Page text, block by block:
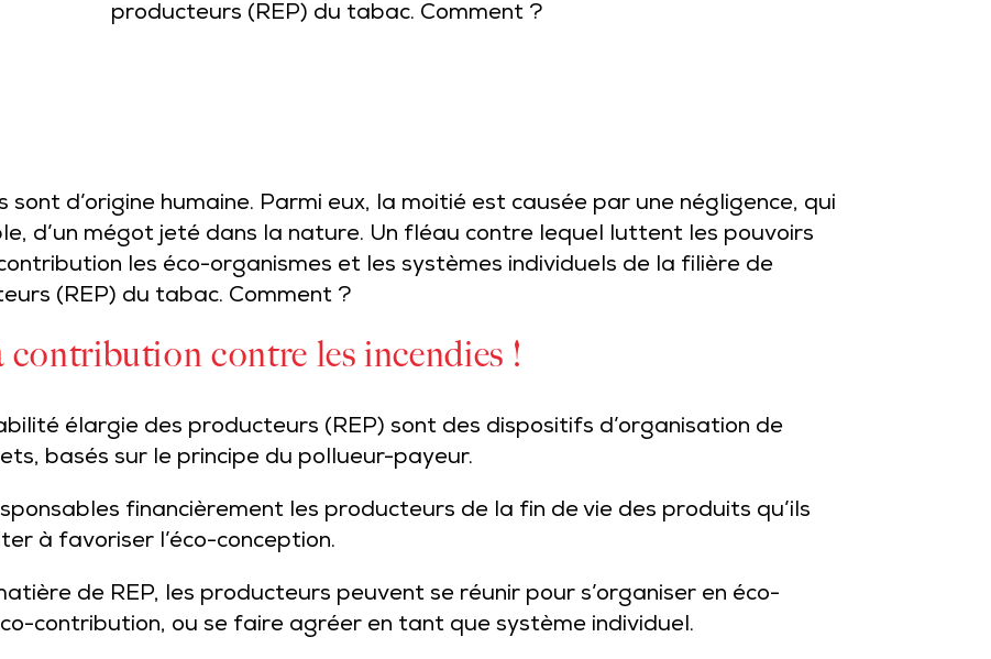
producteurs (REP) du tabac. Comment ?
d’origine humaine. Parmi eux, la moitié est causée par une négligence, qui
d’un mégot jeté dans la nature. Un fléau contre lequel luttent les pouvoirs
les éco-organismes et les systèmes individuels de la filière de
(REP) du tabac. Comment ?
contre les incendies !
élargie des producteurs (REP) sont des dispositifs d’organisation de
basés sur le principe du pollueur-payeur.
financièrement les producteurs de la fin de vie des produits qu’ils
à favoriser l’éco-conception.
de REP, les producteurs peuvent se réunir pour s’organiser en éco-
contribution, ou se faire agréer en tant que système individuel.